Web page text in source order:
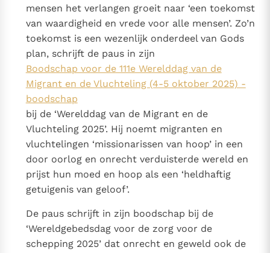
Katholieke Kerk in het Nederlands beschikbaar
en is volledig afhankelijk van donaties.
Ik help mee!
mensen het verlangen groeit naar ‘een toekomst
van waardigheid en vrede voor alle mensen’. Zo’n
toekomst is een wezenlijk onderdeel van Gods
plan, schrijft de paus in zijn
Boodschap voor de 111e Werelddag van de
Migrant en de Vluchteling (4-5 oktober 2025) -
boodschap
bij de ‘Werelddag van de Migrant en de
Vluchteling 2025’. Hij noemt migranten en
vluchtelingen ‘missionarissen van hoop’ in een
door oorlog en onrecht verduisterde wereld en
prijst hun moed en hoop als een ‘heldhaftig
getuigenis van geloof’.
De paus schrijft in zijn boodschap bij de
‘Wereldgebedsdag voor de zorg voor de
schepping 2025’ dat onrecht en geweld ook de